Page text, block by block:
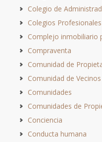
Colegio de
Colegios Profesionales
Complejo inmobiliario
Compraventa
Comunidad de
Comunidad de Vecinos
Comunidades
Comunidades de
Conciencia
Conducta humana